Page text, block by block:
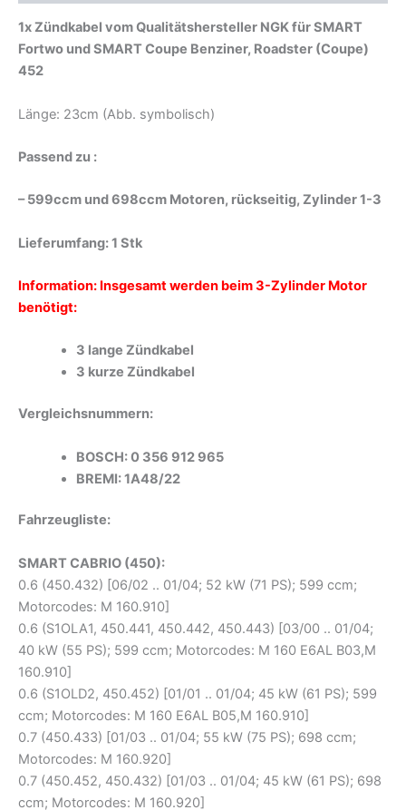
Zündleitung
Menge
1x Zündkabel vom Qualitätshersteller NGK für SMART
Fortwo und SMART Coupe Benziner, Roadster (Coupe)
452
Länge: 23cm (Abb. symbolisch)
Passend zu :
– 599ccm und 698ccm Motoren, rückseitig, Zylinder 1-3
Lieferumfang: 1 Stk
Information: Insgesamt werden beim 3-Zylinder Motor
benötigt:
3 lange Zündkabel
3 kurze Zündkabel
Vergleichsnummern:
BOSCH: 0 356 912 965
BREMI: 1A48/22
Fahrzeugliste:
SMART CABRIO (450):
0.6 (450.432) [06/02 .. 01/04; 52 kW (71 PS); 599 ccm;
Motorcodes: M 160.910]
0.6 (S1OLA1, 450.441, 450.442, 450.443) [03/00 .. 01/04;
40 kW (55 PS); 599 ccm; Motorcodes: M 160 E6AL B03,M
160.910]
0.6 (S1OLD2, 450.452) [01/01 .. 01/04; 45 kW (61 PS); 599
ccm; Motorcodes: M 160 E6AL B05,M 160.910]
0.7 (450.433) [01/03 .. 01/04; 55 kW (75 PS); 698 ccm;
Motorcodes: M 160.920]
0.7 (450.452, 450.432) [01/03 .. 01/04; 45 kW (61 PS); 698
ccm; Motorcodes: M 160.920]